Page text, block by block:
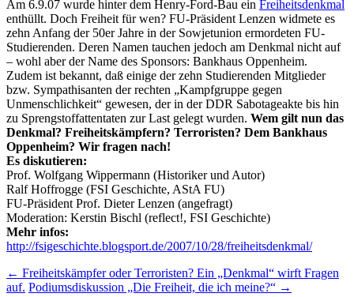
Am 6.9.07 wurde hinter dem Henry-Ford-Bau ein Freiheitsdenkmal
enthüllt. Doch Freiheit für wen? FU-Präsident Lenzen widmete es
zehn Anfang der 50er Jahre in der Sowjetunion ermordeten FU-
Studierenden. Deren Namen tauchen jedoch am Denkmal nicht auf
– wohl aber der Name des Sponsors: Bankhaus Oppenheim.
Zudem ist bekannt, daß einige der zehn Studierenden Mitglieder
bzw. Sympathisanten der rechten „Kampfgruppe gegen
Unmenschlichkeit“ gewesen, der in der DDR Sabotageakte bis hin
zu Sprengstoffattentaten zur Last gelegt wurden. Wem gilt nun das
Denkmal? Freiheitskämpfern? Terroristen? Dem Bankhaus
Oppenheim? Wir fragen nach!
Es diskutieren:
Prof. Wolfgang Wippermann (Historiker und Autor)
Ralf Hoffrogge (FSI Geschichte, AStA FU)
FU-Präsident Prof. Dieter Lenzen (angefragt)
Moderation: Kerstin Bischl (reflect!, FSI Geschichte)
Mehr infos:
http://fsigeschichte.blogsport.de/2007/10/28/freiheitsdenkmal/
Beitragsnavigation
← Freiheitskämpfer oder Terroristen? Ein „Denkmal“ wirft Fragen
auf. Podiumsdiskussion „Die Freiheit, die ich meine?“ →